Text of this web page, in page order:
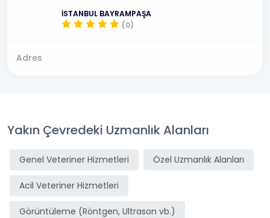
İSTANBUL BAYRAMPAŞA
(0)
Adres
Yakın Çevredeki Uzmanlık Alanları
Genel Veteriner Hizmetleri Özel Uzmanlık Alanları
Acil Veteriner Hizmetleri
Görüntüleme (Röntgen, Ultrason vb.)